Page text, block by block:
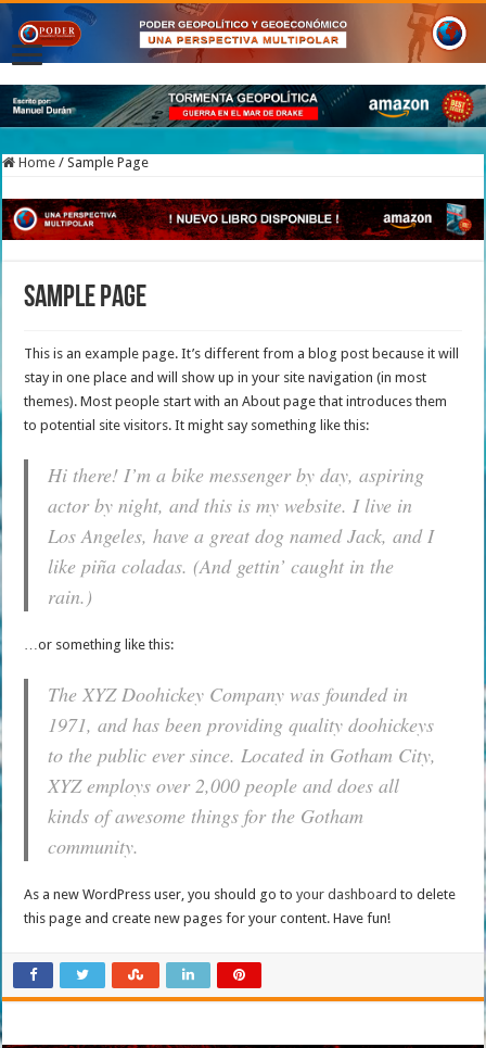
Home / Sample Page
Sample Page
This is an example page. It’s different from a blog post because it will
stay in one place and will show up in your site navigation (in most
themes). Most people start with an About page that introduces them
to potential site visitors. It might say something like this:
Hi there! I’m a bike messenger by day, aspiring
actor by night, and this is my website. I live in
Los Angeles, have a great dog named Jack, and I
like piña coladas. (And gettin’ caught in the
rain.)
…or something like this:
The XYZ Doohickey Company was founded in
1971, and has been providing quality doohickeys
to the public ever since. Located in Gotham City,
XYZ employs over 2,000 people and does all
kinds of awesome things for the Gotham
community.
As a new WordPress user, you should go toyour dashboard to delete
this page and create new pages for your content. Have fun!